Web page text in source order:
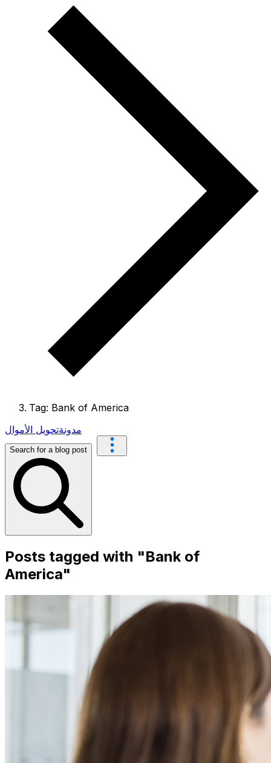
Tag: Bank of America
مدونةتحويل الأموال
Search for a blog post
Posts tagged with "Bank of
America"